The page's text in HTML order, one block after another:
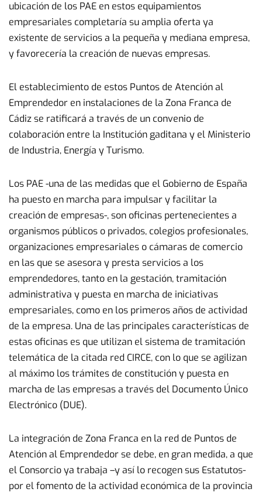
ubicación de los PAE en estos equipamientos
empresariales completaría su amplia oferta ya
existente de servicios a la pequeña y mediana empresa,
y favorecería la creación de nuevas empresas.
El establecimiento de estos Puntos de Atención al
Emprendedor en instalaciones de la Zona Franca de
Cádiz se ratificará a través de un convenio de
colaboración entre la Institución gaditana y el Ministerio
de Industria, Energía y Turismo.
Los PAE -una de las medidas que el Gobierno de España
ha puesto en marcha para impulsar y facilitar la
creación de empresas-, son oficinas pertenecientes a
organismos públicos o privados, colegios profesionales,
organizaciones empresariales o cámaras de comercio
en las que se asesora y presta servicios a los
emprendedores, tanto en la gestación, tramitación
administrativa y puesta en marcha de iniciativas
empresariales, como en los primeros años de actividad
de la empresa. Una de las principales características de
estas oficinas es que utilizan el sistema de tramitación
telemática de la citada red CIRCE, con lo que se agilizan
al máximo los trámites de constitución y puesta en
marcha de las empresas a través del Documento Único
Electrónico (DUE).
La integración de Zona Franca en la red de Puntos de
Atención al Emprendedor se debe, en gran medida, a que
el Consorcio ya trabaja –y así lo recogen sus Estatutos-
por el fomento de la actividad económica de la provincia